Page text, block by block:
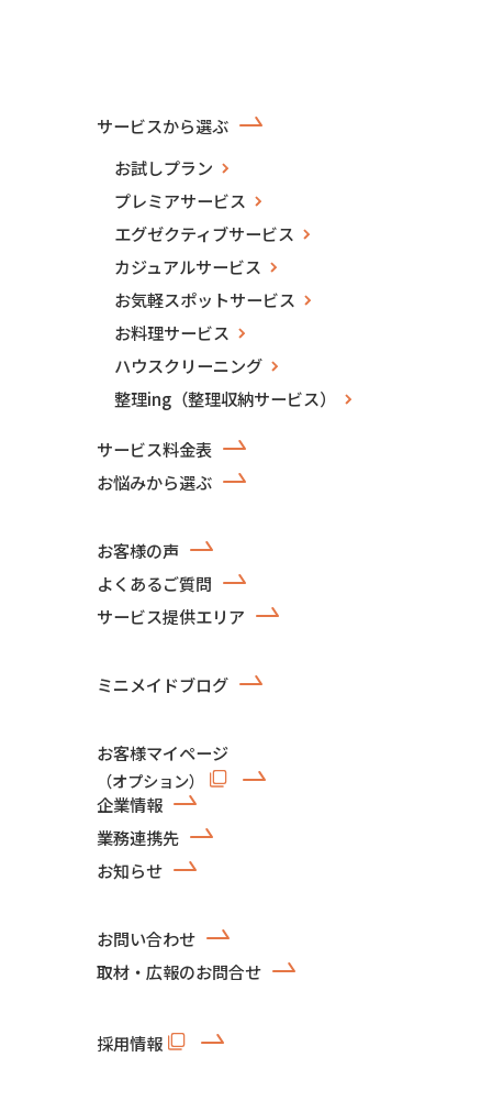
サービスから選ぶ
お試しプラン
プレミアサービス
エグゼクティブサービス
カジュアルサービス
お気軽スポットサービス
お料理サービス
ハウスクリーニング
整理ing（整理収納サービス）
サービス料金表
お悩みから選ぶ
お客様の声
よくあるご質問
サービス提供エリア
ミニメイドブログ
お客様マイページ
（オプション）
企業情報
業務連携先
お知らせ
お問い合わせ
取材・広報のお問合せ
採用情報